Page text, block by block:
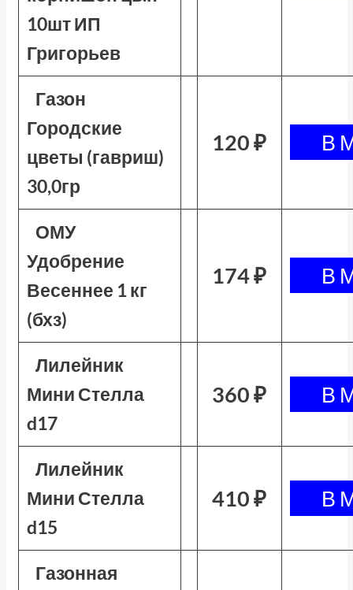
10шт ИП
Григорьев
Газон
Городские
цветы (гавриш)
30,0гр
120 ₽
ОМУ
Удобрение
Весеннее 1 кг
(бхз)
174 ₽
Лилейник
Мини Стелла
d17
360 ₽
Лилейник
Мини Стелла
d15
410 ₽
Газонная